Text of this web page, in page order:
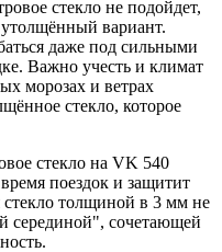
стекло не подойдет,
вариант.
даже под сильными
Важно учесть и климат
морозах и ветрах
стекло, которое
стекло на VK 540
поездок и защитит
стекло толщиной в 3 мм не
серединой", сочетающей